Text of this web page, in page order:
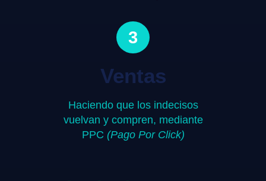
3
Ventas
Haciendo que los indecisos
vuelvan y compren, mediante
PPC (Pago Por Click)